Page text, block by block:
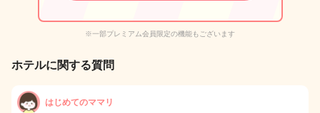
※一部プレミアム会員限定の機能もございます
ホテルに関する質問
はじめてのママリ